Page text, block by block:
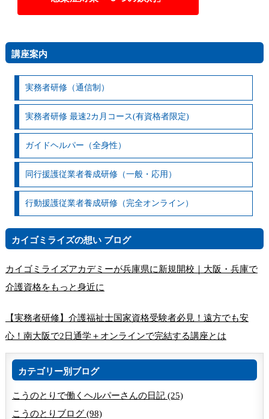
講座案内
実務者研修（通信制）
実務者研修 最速2カ月コース(有資格者限定)
ガイドヘルパー（全身性）
同行援護従業者養成研修（一般・応用）
行動援護従業者養成研修（完全オンライン）
カイゴミライズの想い ブログ
カイゴミライズアカデミーが兵庫県に新規開校｜大阪・兵庫で
介護資格をもっと身近に
【実務者研修】介護福祉士国家資格受験者必見！遠方でも安
心！南大阪で2日通学＋オンラインで完結する講座とは
カテゴリー別ブログ
こうのとりで働くヘルパーさんの日記 (25)
こうのとりブログ (98)